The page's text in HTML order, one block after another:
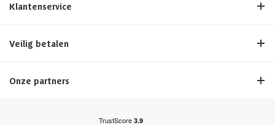
Klantenservice
Veilig betalen
Onze partners